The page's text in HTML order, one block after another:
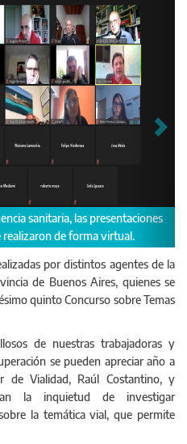
explicó su trabajo titulado
optimizar la seguridad vial”.
por distintos agentes de la
de Buenos Aires, quienes se
quinto Concurso sobre Temas
de nuestras trabajadoras y
se pueden apreciar año a
de Vialidad, Raúl Costantino, y
la inquietud de investigar
la temática vial, que permite